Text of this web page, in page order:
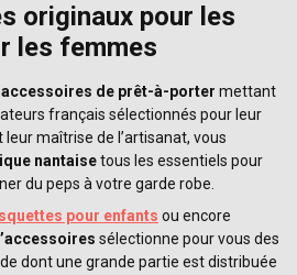
originaux pour les
les femmes
accessoires de prêt-à-porter mettant
français sélectionnés pour leur
maîtrise de l’artisanat, vous
nantaisetous les essentiels pour
du peps à votre garde robe.
pour enfants ou encore
sélectionne pour vous des
dont une grande partie est distribuée